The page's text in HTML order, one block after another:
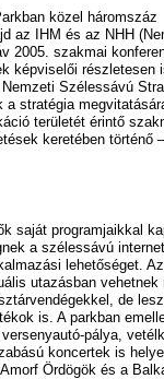
közel háromszáz
az IHM és az NHH
2005. szakmai
képviselői részletesen
Szélessávú
stratégia
területét érintő
keretében történő –
saját programjaikkal
a szélessávú
lehetőséget.
utazásban vehetnek
de
is. A parkban
pálya,
koncertek is
Ördögök és a